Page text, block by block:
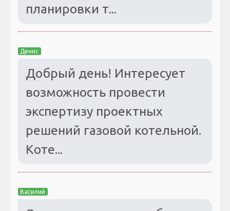
планировки т...
Денис
Добрый день! Интересует
возможность провести
экспертизу проектных
решений газовой котельной.
Коте...
Василий